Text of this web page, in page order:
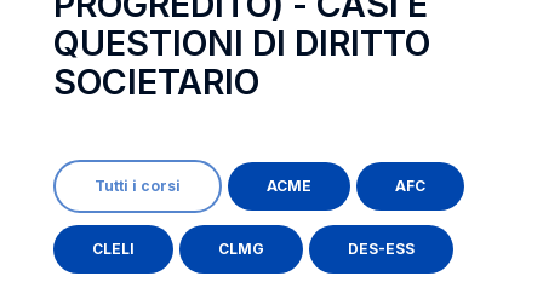
QUESTIONI DI DIRITTO
SOCIETARIO
Tutti i corsi ACME AFC
CLELI CLMG DES-ESS